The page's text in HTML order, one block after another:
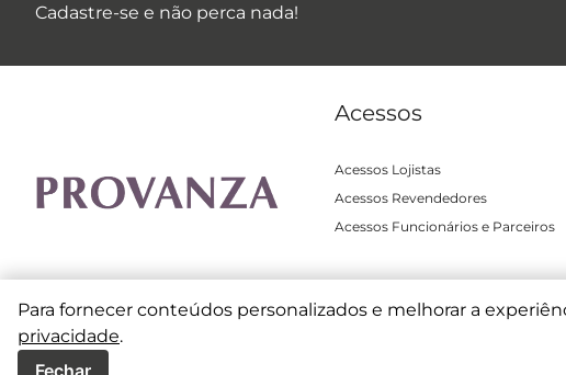
Para fornecer conteúdos personalizados e melhorar a
privacidade.
Fechar
Cadastre-se e não perca nada!
Acessos
Acessos Lojistas
Acessos Revendedores
Acessos Funcionários e Parceiros
Copyright © 2025 | All Rights Reserved |